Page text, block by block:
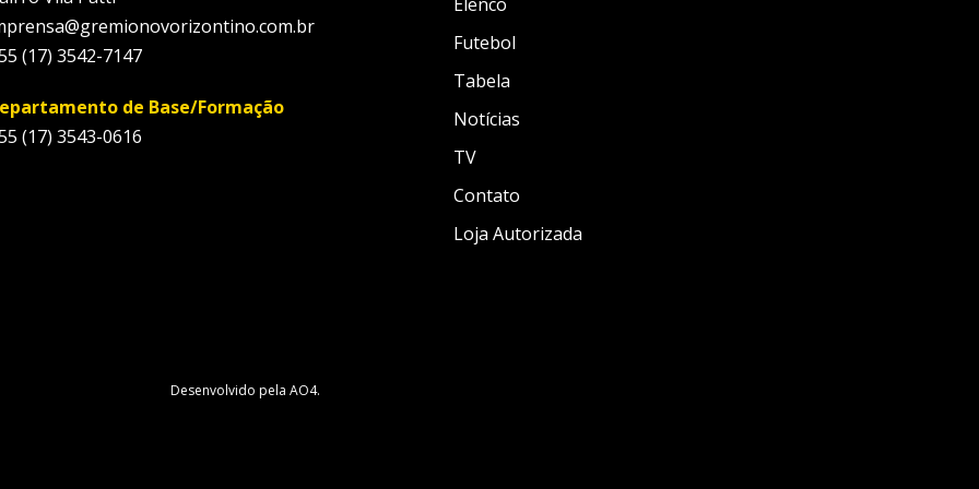
(17) 3542-7147
de Base/Formação
(17) 3543-0616
Futebol
Tabela
Notícias
TV
Contato
Loja Autorizada
Desenvolvido pela AO4.